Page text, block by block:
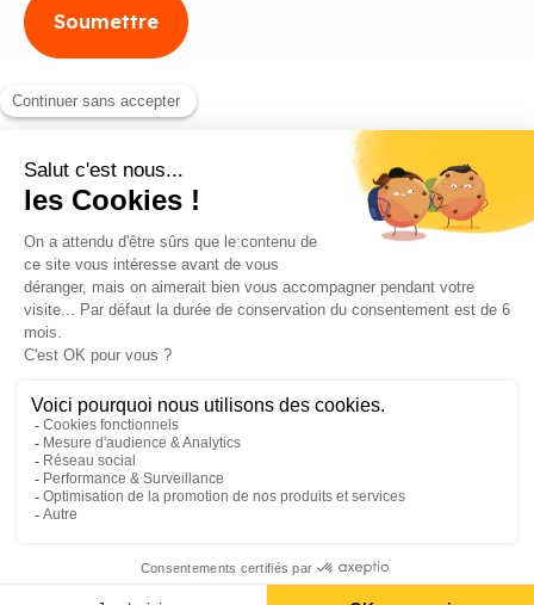
Blog
Contact
©2026 ANEO - All rights reserved
Politique de confidentialité Informations légales